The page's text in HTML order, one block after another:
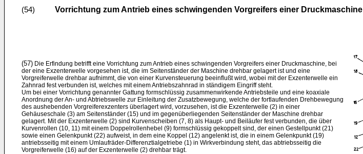
(54) Vorrichtung zum Antrieb eines schwingenden Vorgreifers einer Druckmaschine
(57) Die Erfindung betrifft eine Vorrichtung zum Antrieb eines schwingenden Vorgreifers einer Druckmaschine, bei
der eine Exzenterwelle vorgesehen ist, die im Seitenständer der Ma­schine drehbar gelagert ist und eine
Vorgreiferwelle drehbar aufnimmt, die von einer Kurvensteuerung beeinflußt wird, wobei mit der Exzenterwelle ein
Zahnrad fest verbunden ist, welches mit einem Antriebszahnrad in ständigem Eingriff steht.
Um bei einer Vorrichtung genannter Gattung formschlüssig zusammenwirkende Antriebsteile und eine koaxiale
Anordnung der An- und Abtriebswelle zur Einleitung der Zusatzbewegung, welche der fortlaufenden Drehbewegung
des aushebenden Vor­greiferexzenters überlagert wird, vorzusehen, ist die Exzen­terwelle (2) in einer
Gehäuseschale (3) am Seitenständer (15) und im gegenüberliegenden Seitenständer der Maschine drehbar
gelagert. Mit der Exzenterwelle (2) sind Kurvenscheiben (7, 8) als Haupt- und Beiläufer fest verbunden, die über
Kurven­rollen (10, 11) mit einem Doppelrollenhebel (9) formschlüssig gekoppelt sind, der einen Gestellpunkt (21)
sowie einen Ge­lenkpunkt (22) aufweist, in dem eine Koppel (12) angelenkt ist, die in einem Gelenkpunkt (19)
antriebsseitig mit einem Umlaufräder-Differenztialgetriebe (1) in Wirkverbindung steht, das abtriebsseitig die
Vorgreiferwelle (16) auf der Exzenterwelle (2) drehbar trägt.